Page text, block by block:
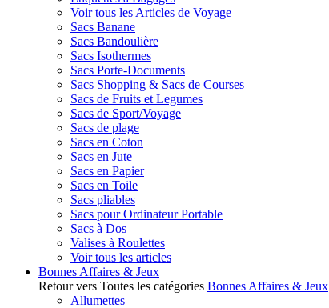
Voir tous les Articles de Voyage
Sacs Banane
Sacs Bandoulière
Sacs Isothermes
Sacs Porte-Documents
Sacs Shopping & Sacs de Courses
Sacs de Fruits et Legumes
Sacs de Sport/Voyage
Sacs de plage
Sacs en Coton
Sacs en Jute
Sacs en Papier
Sacs en Toile
Sacs pliables
Sacs pour Ordinateur Portable
Sacs à Dos
Valises à Roulettes
Voir tous les articles
Bonnes Affaires & Jeux
Retour vers Toutes les catégories Bonnes Affaires & Jeux
Allumettes